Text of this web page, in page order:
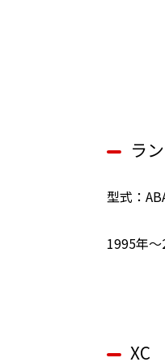
ラ
型式：
1995年
XC